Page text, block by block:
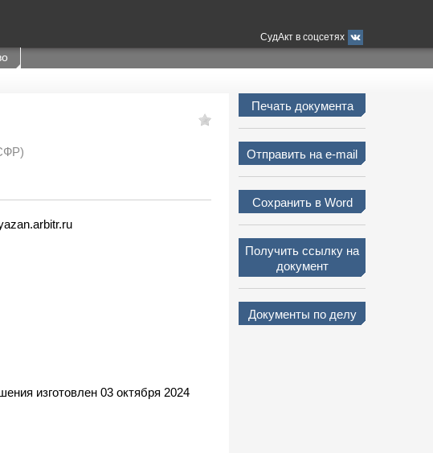
СудАкт в соцсетях
изготовлен 03 октября 2024
Печать документа
Отправить на e-mail
Сохранить в Word
Получить ссылку на
документ
Документы по делу